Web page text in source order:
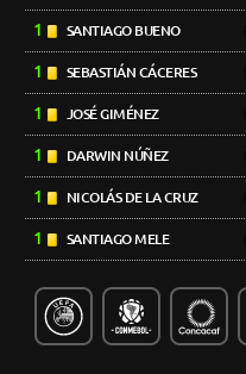
1 SANTIAGO BUENO
1 SEBASTIÁN CÁCERES
1 JOSÉ GIMÉNEZ
1 DARWIN NÚÑEZ
1 NICOLÁS DE LA CRUZ
1 SANTIAGO MELE